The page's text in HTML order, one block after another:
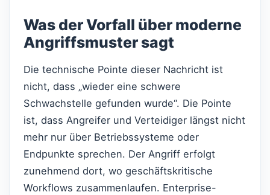
Was der Vorfall über moderne
Angriffsmuster sagt
Die technische Pointe dieser Nachricht ist
nicht, dass „wieder eine schwere
Schwachstelle gefunden wurde“. Die Pointe
ist, dass Angreifer und Verteidiger längst nicht
mehr nur über Betriebssysteme oder
Endpunkte sprechen. Der Angriff erfolgt
zunehmend dort, wo geschäftskritische
Workflows zusammenlaufen. Enterprise-